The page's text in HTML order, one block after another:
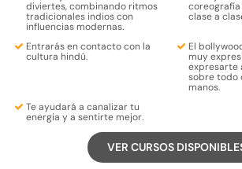
diviertes, combinando ritmos
tradicionales indios con
influencias modernas.
coreografía
clase a
Entrarás en contacto con la
cultura hindú.
El
muy
expresarte
sobre todo
manos.
Te ayudará a canalizar tu
energia y a sentirte mejor.
VER CURSOS